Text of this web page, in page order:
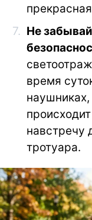
Не
время
навстречу
тротуара.